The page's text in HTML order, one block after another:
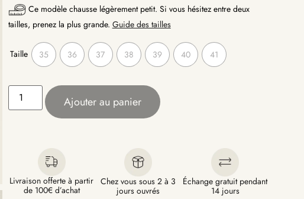
Ce modèle chausse légèrement petit. Si vous hésitez entre deux
tailles, prenez la plus grande. Guide des tailles
Taille 35 36 37 38 39 40 41
Ajouter au panier
Livraison offerte à partir
de 100€ d’achat
Chez vous sous 2 à 3
jours ouvrés
Échange gratuit pendant
14 jours